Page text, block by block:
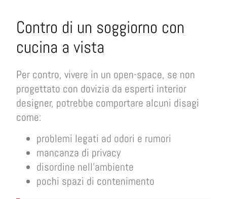
Contro di un soggiorno con
cucina a vista
Per contro, vivere in un open-space, se non
progettato con dovizia da esperti interior
designer, potrebbe comportare alcuni disagi
come:
problemi legati ad odori e rumori
mancanza di privacy
disordine nell’ambiente
pochi spazi di contenimento